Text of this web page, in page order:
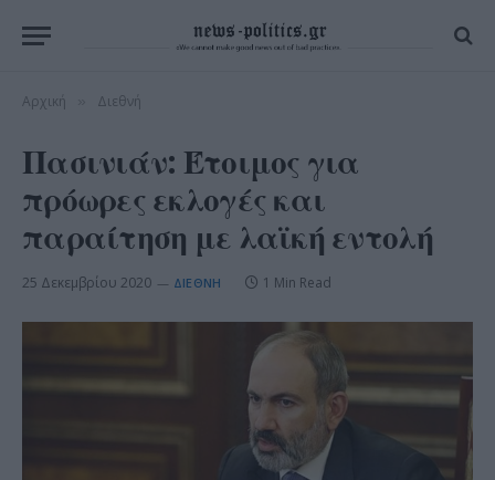
Αρχική Διεθνή
Πασινιάν: Έτοιμος για
πρόωρες εκλογές και
παραίτηση με λαϊκή εντολή
25 Δεκεμβρίου 2020 ΔΙΕΘΝΉ 1 Min Read